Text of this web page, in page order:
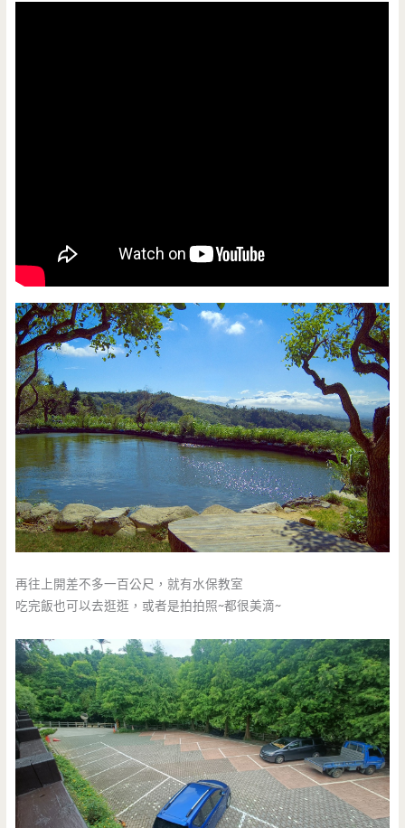
再往上開差不多一百公尺，就有水保教室
吃完飯也可以去逛逛，或者是拍拍照~都很美滴~